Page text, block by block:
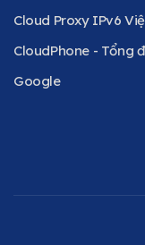
Cloud Proxy IPv6
CloudPhone - Tổng
Google